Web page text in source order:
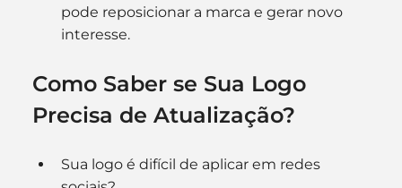
pode reposicionar a marca e gerar novo
interesse.
Como Saber se Sua Logo
Precisa de Atualização?
Sua logo é difícil de aplicar em redes